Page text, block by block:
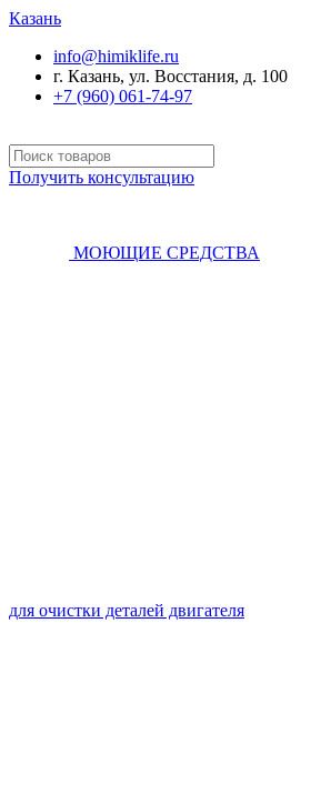
Казань
info@himiklife.ru
г. Казань, ул. Восстания, д. 100
+7 (960) 061-74-97
Получить консультацию
МОЮЩИЕ СРЕДСТВА
для очистки деталей двигателя